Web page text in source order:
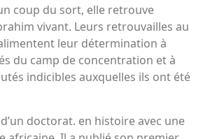
coup du sort, elle retrouve
vivant. Leurs retrouvailles au
leur détermination à
du camp de concentration et à
indicibles auxquelles ils ont été
doctorat. en histoire avec une